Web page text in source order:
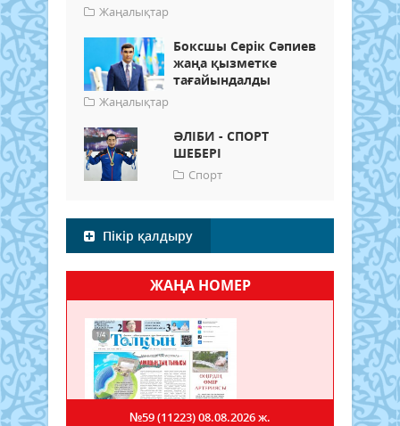
Жаңалықтар
Боксшы Серік Сәпиев
жаңа қызметке
тағайындалды
Жаңалықтар
ӘЛІБИ - СПОРТ
ШЕБЕРІ
Спорт
Пікір қалдыру
ЖАҢА НОМЕР
№59 (11223)08.08.2026 ж.